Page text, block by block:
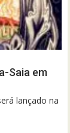
Saia em
lançado na